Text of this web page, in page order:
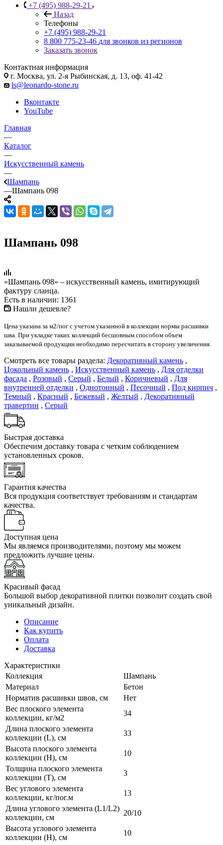
+7 (495) 988-29-21
Назад
Телефоны
+7 (495) 988-29-21
8 800 775-23-46 для звонков из регионов
Заказать звонок
Контактная информация
г. Москва, ул. 2-я Рыбинская, д. 13, оф. 41-42
ls@leonardo-stone.ru
Вконтакте
YouTube
Главная
—
Каталог
—
Искусственный камень
—
Шампань
—Шампань 098
Шампань 098
«Шампань 098» – искусственный камень, имитирующий
фактуру сланца.
Есть в наличии: 1361
Нашли дешевле?
Цена указана за м2/пог с учетом указанной в коллекции нормы расшивки
шва. При укладке таких коллекций бесшовным способом объем
заказываемой продукции необходимо пересчитать в сторону увеличения.
Смотреть все товары раздела: Декоративный камень ,
Цокольный камень , Искусственный камень , Для отделки
фасада , Розовый , Серый , Белый , Коричневый , Для
внутренней отделки , Однотонный , Песочный , Под кирпич ,
Темный , Красный , Бежевый , Желтый , Декоративный
травертин , Серый
Быстрая доставка
Обеспечим доставку товара с четким соблюдением
установленных сроков.
Гарантия качества
Вся продукция соответствует требованиям и стандартам
качества.
Доступная цена
Мы являемся производителями, поэтому мы можем
предложить лучшие цены.
Красивый фасад
Большой выбор декоративной плитки позволит создать свой
уникальный дизайн.
Описание
Как купить
Оплата
Доставка
Характеристики
Коллекция
Шампань
Материал
Бетон
Норматив расшивки швов, см
Нет
Вес плоского элемента
коллекции, кг/м2
34
Длина плоского элемента
коллекции (L), см
33
Высота плоского элемента
коллекции (H), см
10
Толщина плоского элемента
коллекции (T), см
3
Вес углового элемента
коллекции, кг/пог.м
13
Длина углового элемента (L1/L2)
коллекции, см
20/10
Высота углового элемента
коллекции (H), см
10